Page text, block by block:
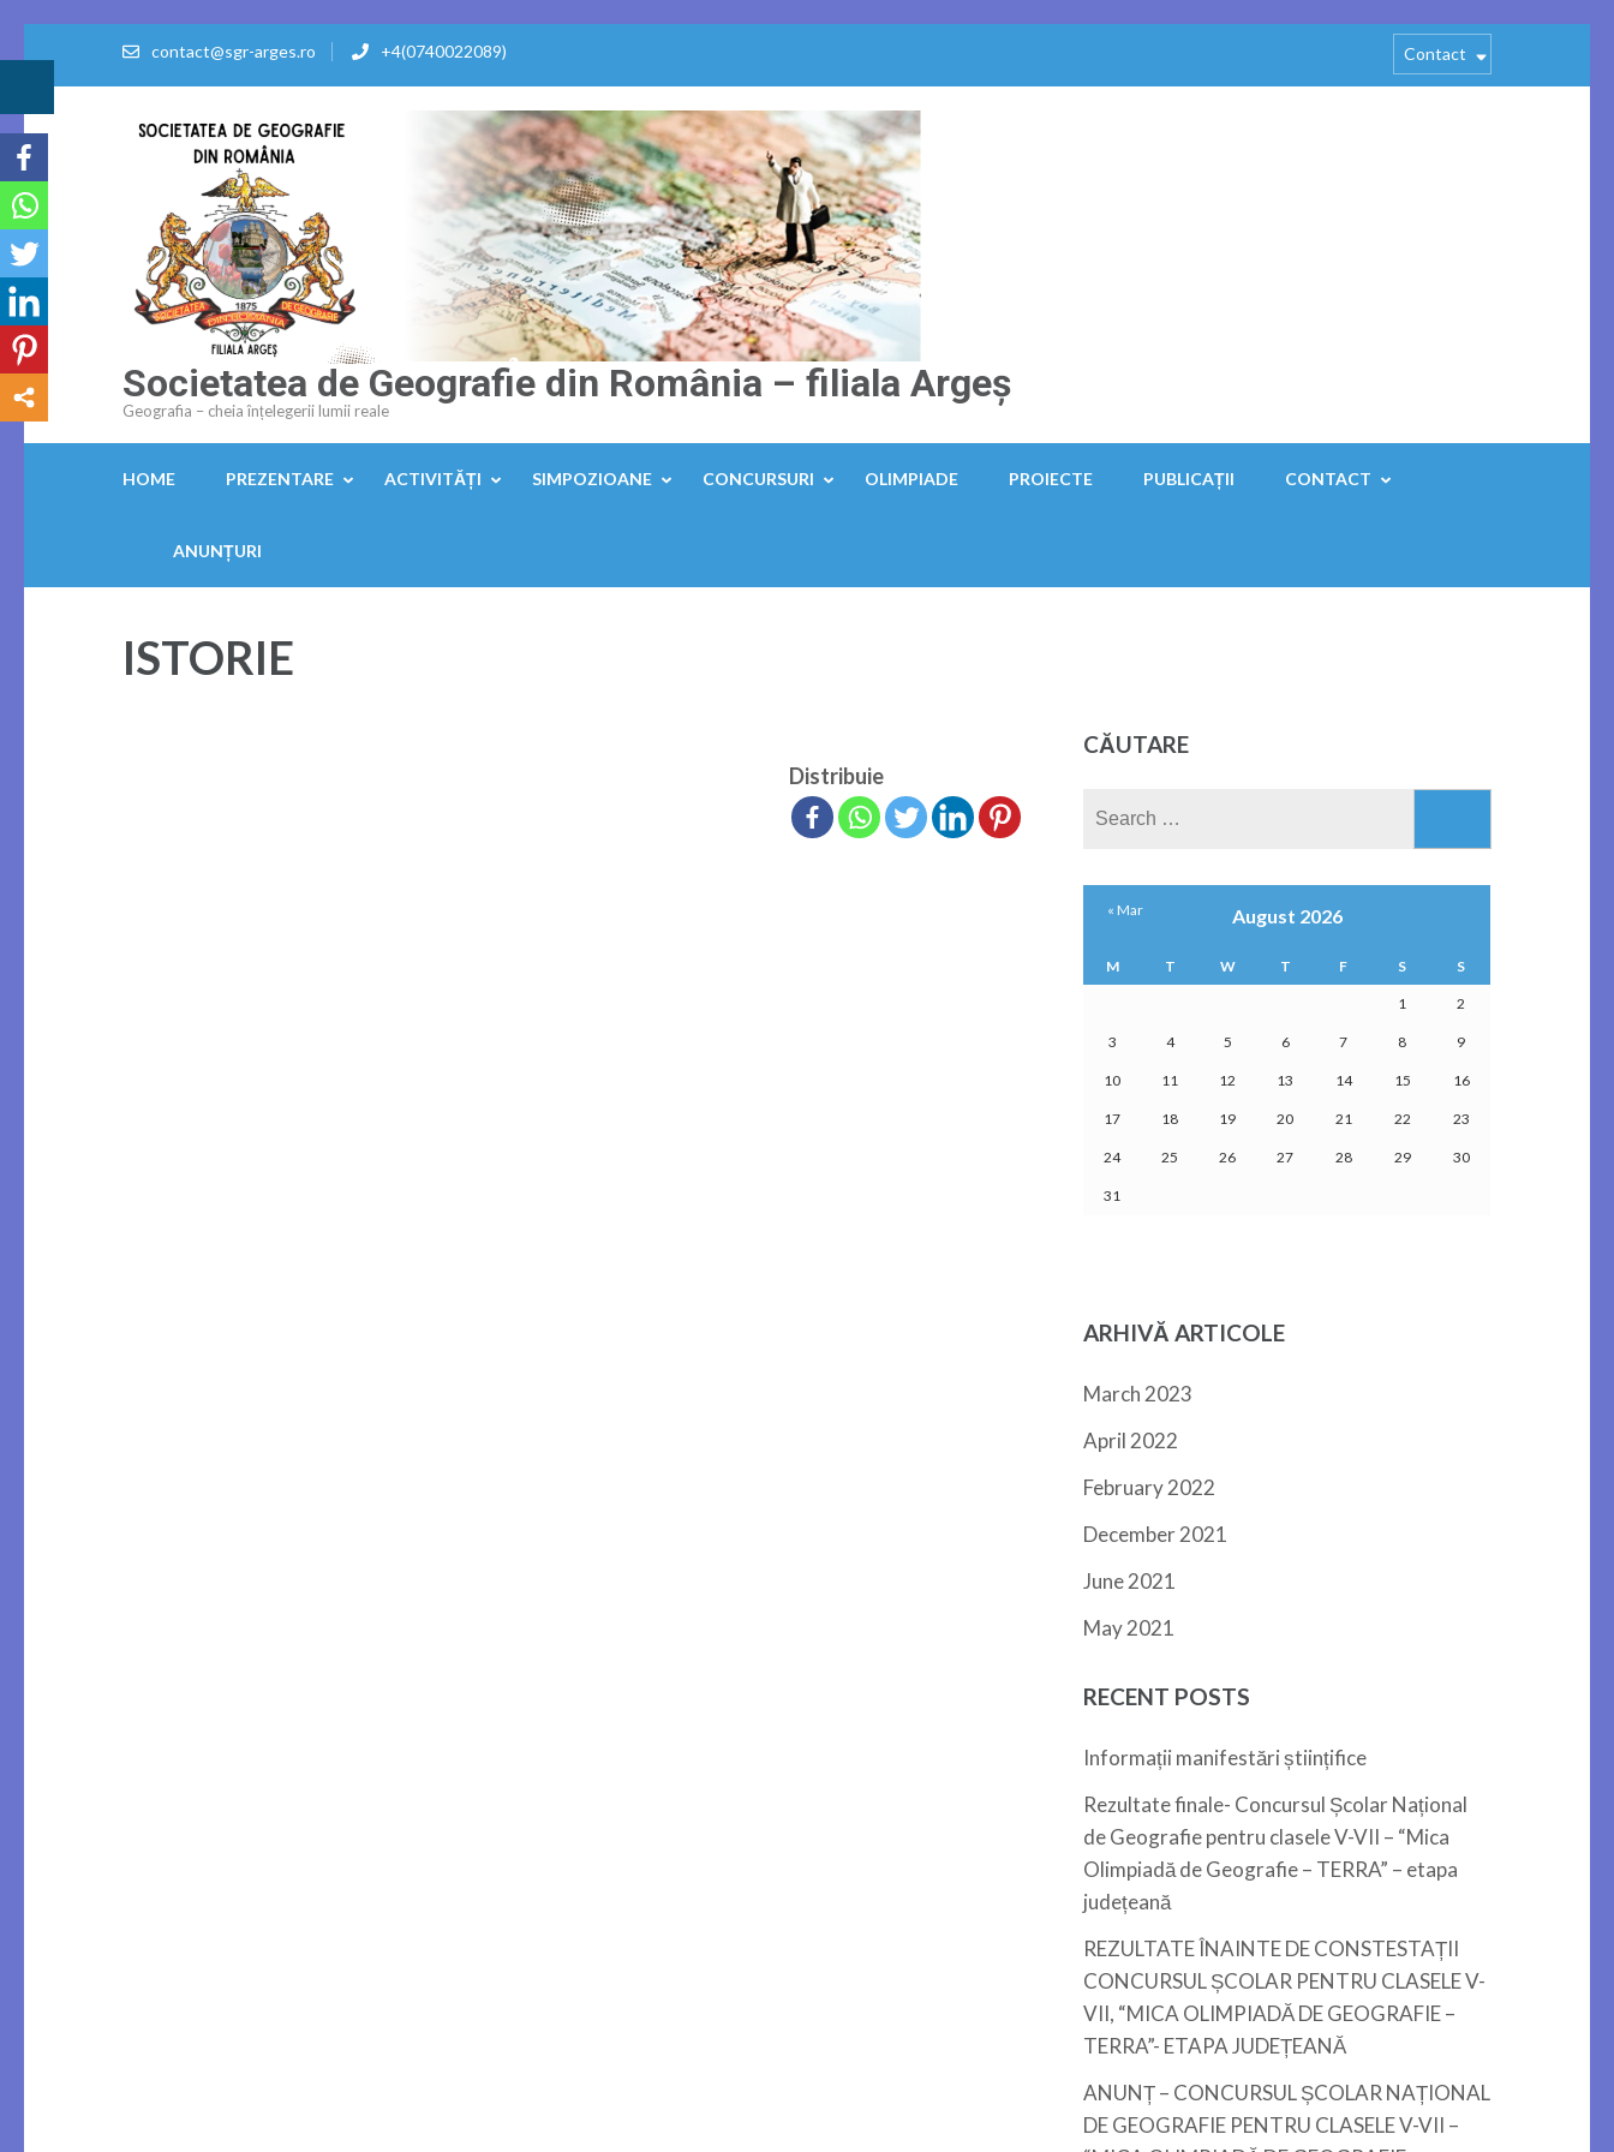
(Press
Enter)
contact@sgr-arges.ro +4(0740022089) Contact
Societatea de Geografie din România – filiala Argeș
Geografia – cheia înțelegerii lumii reale
HOME PREZENTARE ACTIVITĂȚI SIMPOZIOANE CONCURSURI OLIMPIADE PROIECTE PUBLICAȚII CONTACT
ANUNȚURI
ISTORIE
Distribuie
CĂUTARE
August 2026
M T W T F S S
1 2
3 4 5 6 7 8 9
10 11 12 13 14 15 16
17 18 19 20 21 22 23
24 25 26 27 28 29 30
31
« Mar
ARHIVĂ ARTICOLE
March 2023
April 2022
February 2022
December 2021
June 2021
May 2021
RECENT POSTS
Informații manifestări științifice
Rezultate finale- Concursul Școlar Național
de Geografie pentru clasele V-VII – “Mica
Olimpiadă de Geografie – TERRA” – etapa
județeană
REZULTATE ÎNAINTE DE CONSTESTAȚII
CONCURSUL ȘCOLAR PENTRU CLASELE V-
VII, “MICA OLIMPIADĂ DE GEOGRAFIE –
TERRA”- ETAPA JUDEȚEANĂ
ANUNȚ – CONCURSUL ȘCOLAR NAȚIONAL
DE GEOGRAFIE PENTRU CLASELE V-VII –